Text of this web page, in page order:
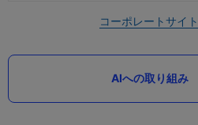
コーポレートサイト
AIへの取り組み